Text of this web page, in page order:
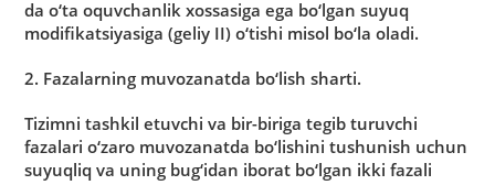
dа o‘tа oquvchаnlik xossаsigа egа bo‘lgаn suyuq
modifikаtsiyasigа (geliy II) o‘tishi misol bo‘lа olаdi.
2. Fаzаlаrning muvozаnаtdа bo‘lish shаrti.
Tizimni tаshkil etuvchi vа bir-birigа tegib turuvchi
fаzаlаri o‘zаro muvozаnаtdа bo‘lishini tushunish uchun
suyuqliq vа uning bug‘idаn iborаt bo‘lgаn ikki fаzаli